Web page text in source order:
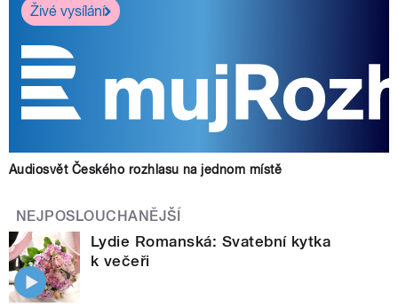
Živé vysílání
Audiosvět Českého rozhlasu na jednom místě
NEJPOSLOUCHANĚJŠÍ
Lydie Romanská: Svatební kytka
k večeři